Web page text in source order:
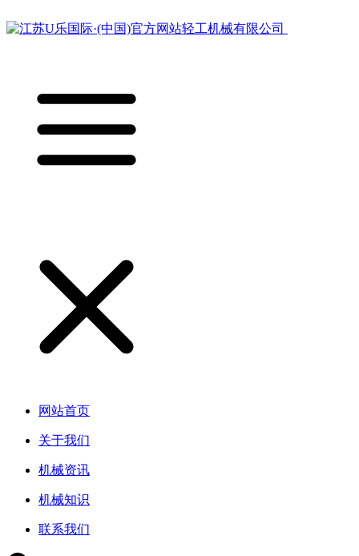
网站首页
关于我们
机械资讯
机械知识
联系我们